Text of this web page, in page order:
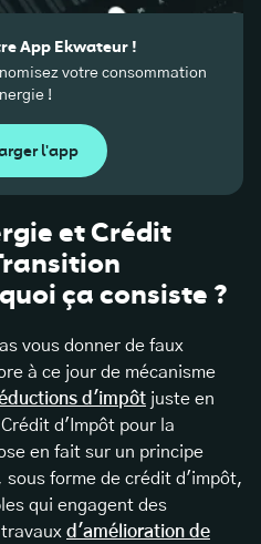
App Ekwateur !
votre consommation
!
l'app
et Crédit
ça consiste ?
vous donner de faux
à ce jour de mécanisme
d'impôt juste en
d'Impôt pour la
en fait sur un principe
forme de crédit d'impôt,
qui engagent des
d'amélioration de